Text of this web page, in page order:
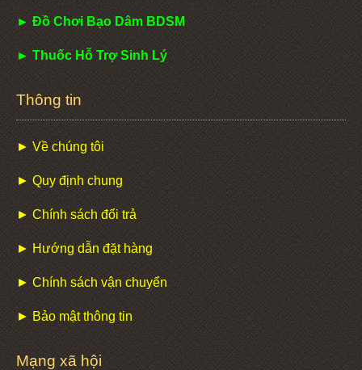
► Đồ Chơi Bạo Dâm BDSM
► Thuốc Hỗ Trợ Sinh Lý
Thông tin
► Về chúng tôi
► Quy định chung
► Chính sách đổi trả
► Hướng dẫn đặt hàng
► Chính sách vận chuyển
► Bảo mật thông tin
Mạng xã hội